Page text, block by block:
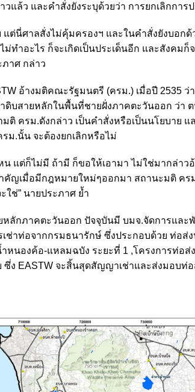
แล้ว และคำสั่งยังระบุด้วยว่า การยกเลิกกา
แต่นี่ศาลสั่งไม่คุ้มครองฯ และในคำสั่งยังบอก
ทำอะไร ก็จะเกิดเป็นประเด็นอีก และสังคมก็
าศ กล่าว
อ้างมติคณะรัฐมนตรี (ครม.) เมื่อปี 2535
สายหลักในพื้นที่ชายฝั่งภาคตะวันออก ว่า ต
ติ ครม.ดังกล่าว เป็นคำสั่งหรือเป็นนโยบาย
ม.นั้น จะต้องยกเลิกหรือไม่
น แต่ก็ไม่มี ถ้ามี ก็ขอให้เอามา ไม่ใช่มากล่า
คัญเมื่อมีกฎหมายใหม่ๆออกมา สถานะมติ ครม
ใช่” นายประภาศ ย้ำ
หลักภาคตะวันออก ปัจจุบันมี บมจ.จัดการแล
ช่าท่อจากกรมธนารักษ์ ซึ่งประกอบด้วย ท่อส่
หนองค้อ-แหลมฉบัง ระยะที่ 1 ,โครงการท่อ
ง EASTW จะสิ้นสุดสัญญาเช่าและส่งมอบท่